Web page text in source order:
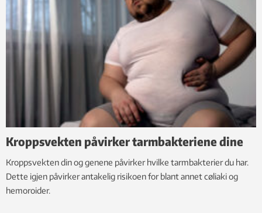
Kroppsvekten påvirker tarmbakteriene dine
Kroppsvekten din og genene påvirker hvilke tarmbakterier du har.
Dette igjen påvirker antakelig risikoen for blant annet cøliaki og
hemoroider.